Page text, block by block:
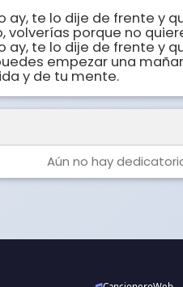
ay, te lo dije de frente y
volverías porque no
ay, te lo dije de frente y
empezar una
y de tu mente.
Aún no hay